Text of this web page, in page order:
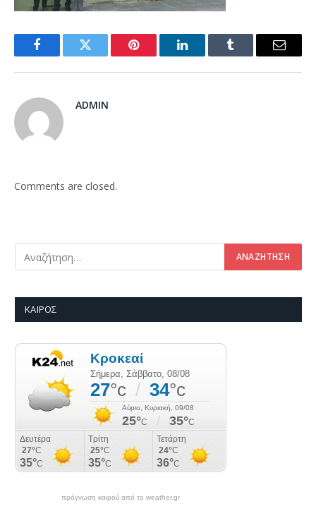
FacebookTwitter Pinterest LinkedInTumblr Email
ADMIN
Comments are closed.
ΚΑΙΡΌΣ
πρόγνωση καιρού από το weather.gr